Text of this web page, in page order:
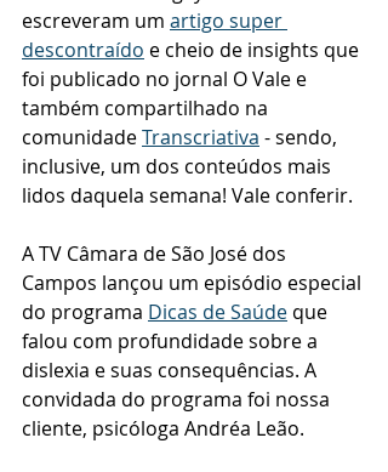
escreveram um artigo super
descontraído e cheio de insights que
foi publicado no jornal O Vale e
também compartilhado na
comunidade Transcriativa - sendo,
inclusive, um dos conteúdos mais
lidos daquela semana! Vale conferir.
A TV Câmara de São José dos
Campos lançou um episódio especial
do programa Dicas de Saúde que
falou com profundidade sobre a
dislexia e suas consequências. A
convidada do programa foi nossa
cliente, psicóloga Andréa Leão.